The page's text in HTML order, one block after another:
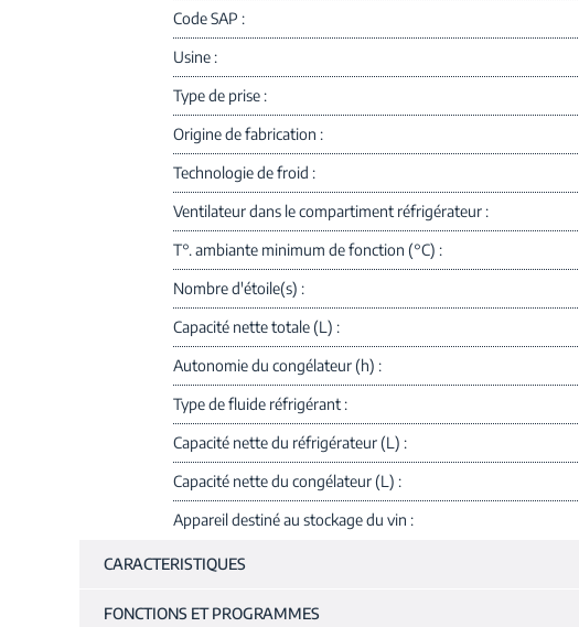
Code SAP
Usine
Type de prise
Origine de fabrication
Technologie de froid
Ventilateur dans le compartiment réfrigérateur
T°. ambiante minimum de fonction (°C)
Nombre d'étoile(s)
Capacité nette totale (L)
Autonomie du congélateur (h)
Type de fluide réfrigérant
Capacité nette du réfrigérateur (L)
Capacité nette du congélateur (L)
Appareil destiné au stockage du vin
CARACTERISTIQUES
FONCTIONS ET PROGRAMMES